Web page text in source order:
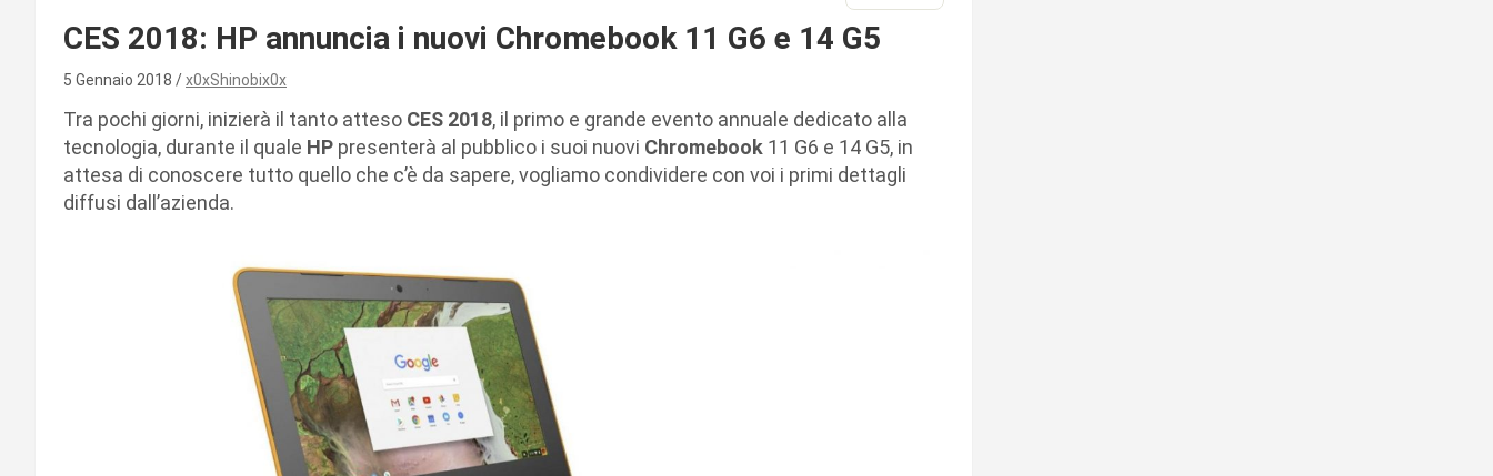
CES 2018: HP annuncia i nuovi Chromebook 11 G6 e 14 G5
5 Gennaio 2018 x0xShinobix0x
Tra pochi giorni, inizierà il tanto atteso CES 2018, il primo e grande evento annuale dedicato alla
tecnologia, durante il quale HP presenterà al pubblico i suoi nuovi Chromebook 11 G6 e 14 G5, in
attesa di conoscere tutto quello che c’è da sapere, vogliamo condividere con voi i primi dettagli
diffusi dall’azienda.